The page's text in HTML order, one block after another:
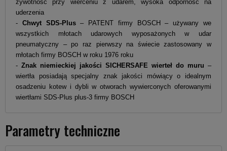
żywotność przy wierceniu z udarem, wysoka odporność na
uderzenia
- Chwyt SDS-Plus– PATENT firmy BOSCH – używany we
wszystkich młotach udarowych wyposażonych w udar
pneumatyczny – po raz pierwszy na świecie zastosowany w
młotach firmy BOSCH w roku 1976 roku
- Znak niemieckiej jakości SICHERSAFE wierteł do muru –
wiertła posiadają specjalny znak jakości mówiący o idealnym
osadzeniu kotew i dybli w otworach wywierconych oferowanymi
wiertłami SDS-Plus plus-3 firmy BOSCH
Parametry techniczne